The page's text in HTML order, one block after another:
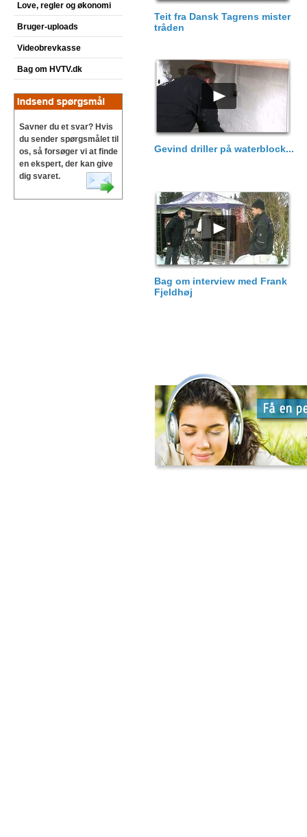
Love, regler og økonomi
Bruger-uploads
Videobrevkasse
Bag om HVTV.dk
Savner du et svar? Hvis
du sender spørgsmålet til
os, så forsøger vi at finde
en ekspert, der kan give
dig svaret.
Teit fra Dansk Tagrens mister
tråden
Gevind driller på waterblock...
Bag om interview med Frank
Fjeldhøj